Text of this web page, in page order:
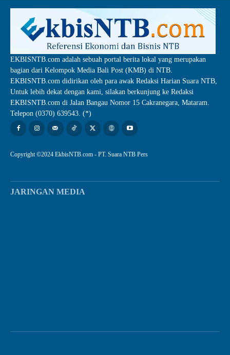
EKBISNTB.com adalah sebuah portal berita lokal yang merupakan
bagian dari Kelompok Media Bali Post (KMB) di NTB.
EKBISNTB.com didirikan oleh para awak Redaksi Harian Suara NTB,
Untuk lebih dekat dengan kami, silakan berkunjung ke Redaksi
EKBISNTB.com di Jalan Bangau Nomor 15 Cakranegara, Mataram.
Telepon (0370) 639543. (*)
Copyright ©2024 EkbisNTB.com - PT. Suara NTB Pers
JARINGAN MEDIA